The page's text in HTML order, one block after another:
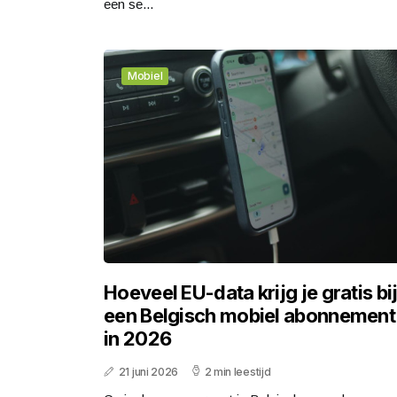
een se...
Mobiel
Hoeveel EU-data krijg je gratis bij
een Belgisch mobiel abonnement
in 2026
21 juni 2026 2 min leestijd